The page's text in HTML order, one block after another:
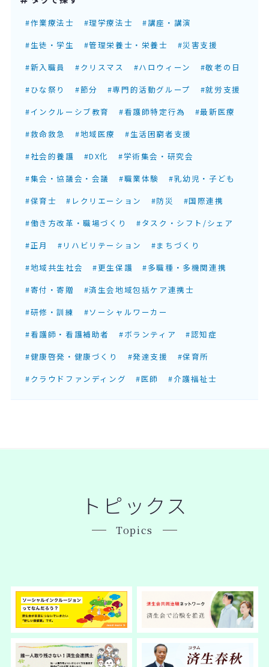
#作業療法士 #理学療法士
#講座・講演
#生徒・学生
#管理栄養士・栄養士
#災害支援
#新入職員
#クリスマス #ハロウィーン
#敬老の日
#ひな祭り
#節分 #専門的活動グループ
#就労支援
#インクルーシブ教育
#看護師特定行為
#最新医療
#救命救急
#地域医療
#生活困窮者支援
#社会的養護
#DX化
#学術集会・研究会
#集会・協議会・会議
#職業体験
#乳幼児・子ども
#保育士
#レクリエーション #防災
#国際連携
#働き方改革・職場づくり
#タスク・シフト/シェア
#正月
#リハビリテーション
#まちづくり
#地域共生社会
#更生保護
#多職種・多機関連携
#寄付・寄贈
#済生会地域包括ケア連携士
#研修・訓練
#ソーシャルワーカー
#看護師・看護補助者
#ボランティア
#認知症
#健康啓発・健康づくり
#発達支援
#保育所
#クラウドファンディング
#医師 #介護福祉士
トピックス
Topics